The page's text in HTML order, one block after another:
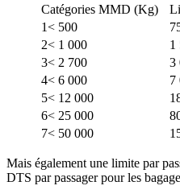
Catégories MMD (Kg)
1< 500
2< 1 000
1
3< 2 700
3
4< 6 000
7
5< 12 000
6< 25 000
7< 50 000
Mais également une limite par
DTS par passager pour les